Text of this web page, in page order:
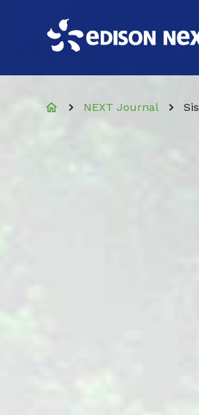
NEXT Journal